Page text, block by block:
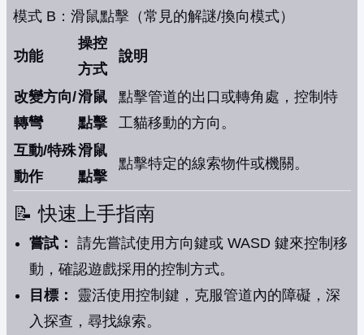
模式 B：滑鼠點擊（常見的解謎/換向模式）
功能
操控
方式
說明
改變方向/
轉彎
滑鼠
點擊
點擊管道的出口或轉角處，控制特
工貓移動的方向。
互動/特殊
動作
滑鼠
點擊
點擊特定的線索物件或機關。
📝 快速上手指南
嘗試： 請先嘗試使用方向鍵或 WASD 鍵來控制移
動，確認遊戲採用的控制方式。
目標：
靈活使用控制鍵，克服管道內的障礙，深
入探查，尋找線索。